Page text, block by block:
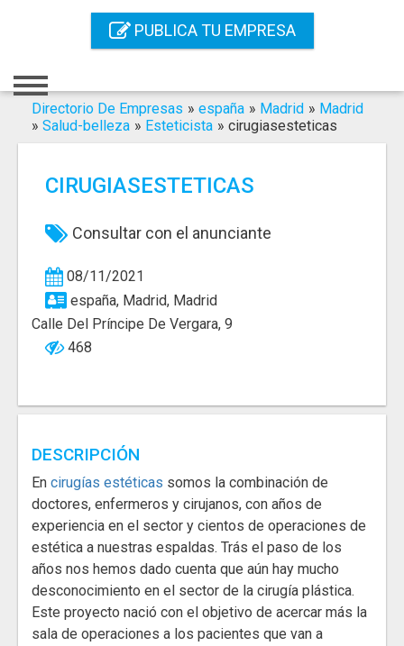
PUBLICA TU EMPRESA
Registro
Contacto
Servicios Online
Servicios SEO
Publica Tu Empresa
Buscar
Directorio De Empresas » españa » Madrid » Madrid
» Salud-belleza » Esteticista » cirugiasesteticas
CIRUGIASESTETICAS
Consultar con el anunciante
08/11/2021
españa, Madrid, Madrid
Calle Del Príncipe De Vergara, 9
468
DESCRIPCIÓN
En cirugías estéticas somos la combinación de
doctores, enfermeros y cirujanos, con años de
experiencia en el sector y cientos de operaciones de
estética a nuestras espaldas. Trás el paso de los
años nos hemos dado cuenta que aún hay mucho
desconocimiento en el sector de la cirugía plástica.
Este proyecto nació con el objetivo de acercar más la
sala de operaciones a los pacientes que van a